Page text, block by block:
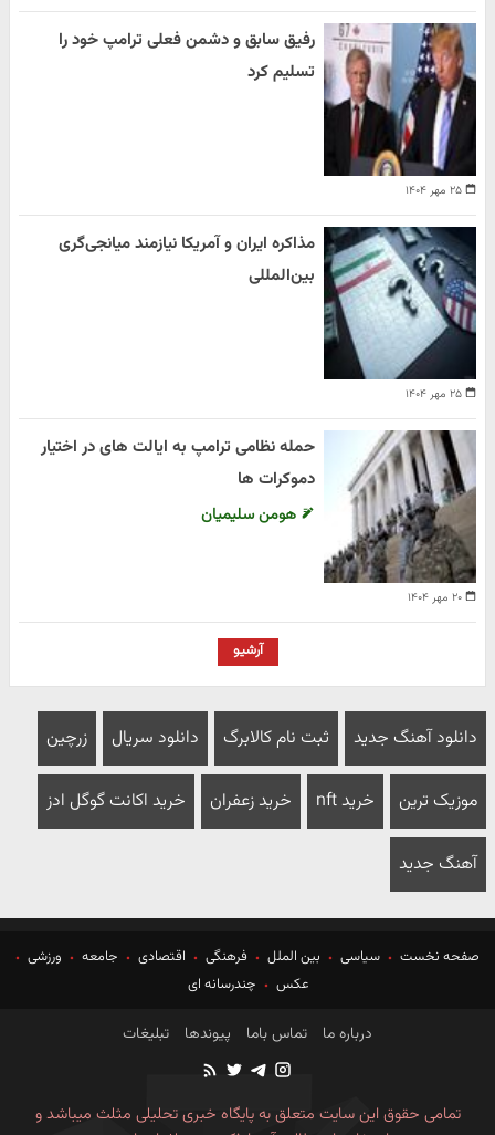
۲۵ مهر ۱۴۰۴
رفیق سابق و دشمن فعلی ترامپ خود را
تسلیم کرد
۲۵ مهر ۱۴۰۴
مذاکره ایران و آمریکا نیازمند میانجی‌گری
بین‌المللی
۲۰ مهر ۱۴۰۴
حمله نظامی ترامپ به ایالت های در اختیار
دموکرات ها
هومن سلیمیان
آرشیو
دانلود آهنگ جدید ثبت نام کالابرگ دانلود سریال زرچین
موزیک ترین خرید nft خرید زعفران خرید اکانت گوگل ادز
آهنگ جدید
صفحه نخست سیاسی بین الملل فرهنگی اقتصادی جامعه
ورزشی
عکس
چندرسانه ای
درباره ما تماس باما پیوندها تبلیغات
تمامی حقوق این سایت متعلق به پایگاه خبری تحلیلی مثلث میباشد و